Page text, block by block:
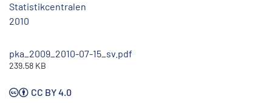
Statistikcentralen
2010
pka_2009_2010-07-15_sv.pdf
239.58 KB
CC BY 4.0